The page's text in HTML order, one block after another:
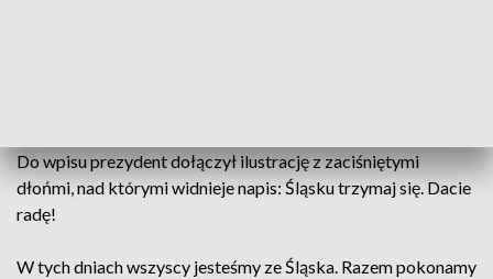
Do wpisu prezydent dołączył ilustrację z zaciśniętymi
dłońmi, nad którymi widnieje napis: Śląsku trzymaj się. Dacie
radę!
W tych dniach wszyscy jesteśmy ze Śląska. Razem pokonamy